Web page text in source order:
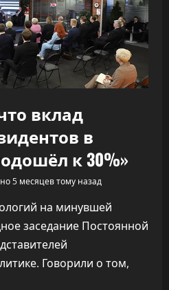
вклад
в
к 30%»
5 месяцев тому назад
на минувшей
заседание Постоянной
Говорили о том,